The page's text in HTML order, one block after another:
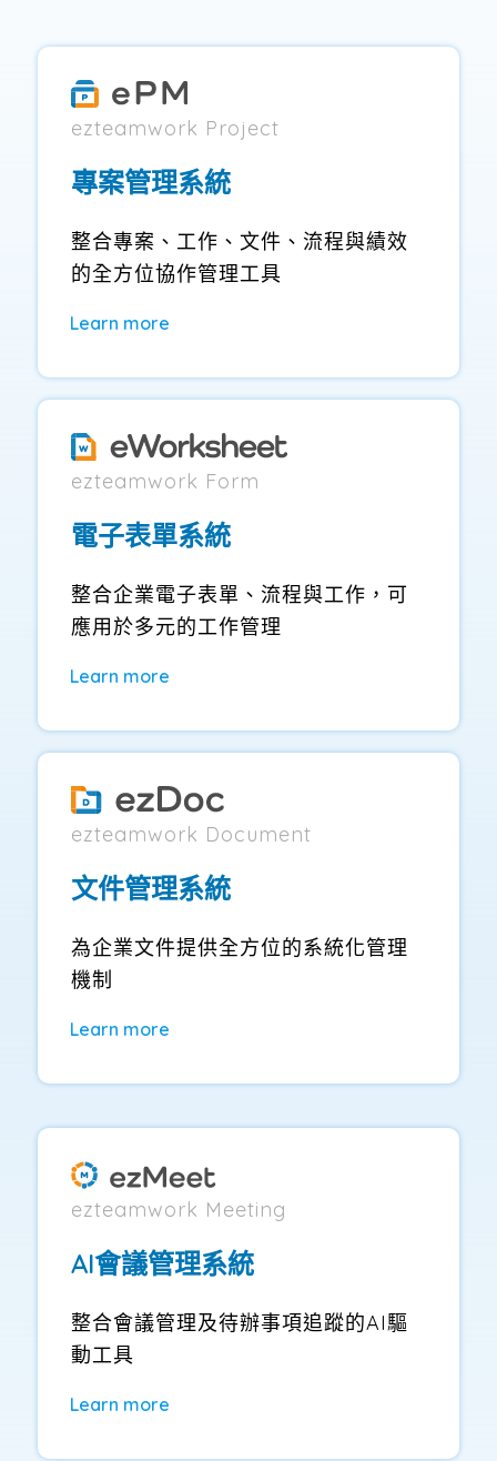
ezteamwork Project
專案管理系統
整合專案、工作、文件、流程與績效
的全方位協作管理工具
Learn more
ezteamwork Form
電子表單系統
整合企業電子表單、流程與工作，可
應用於多元的工作管理
Learn more
ezteamwork Document
文件管理系統
為企業文件提供全方位的系統化管理
機制
Learn more
ezteamwork Meeting
AI會議管理系統
整合會議管理及待辦事項追蹤的AI驅
動工具
Learn more